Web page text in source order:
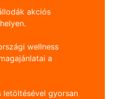
akciós
wellness
a
letöltésével gyorsan